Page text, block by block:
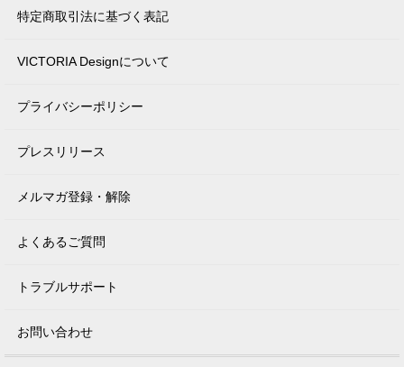
特定商取引法に基づく表記
VICTORIA Designについて
プライバシーポリシー
プレスリリース
メルマガ登録・解除
よくあるご質問
トラブルサポート
お問い合わせ